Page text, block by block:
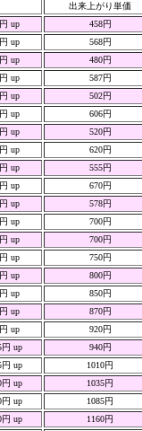
出来上がり単価
up
458円
up 568円
up
480円
up 587円
up
502円
up 606円
up
520円
up 620円
up
555円
up 670円
up
578円
up 700円
up
700円
up 750円
up
800円
up 850円
up
870円
up 920円
円 up
940円
円 up 1010円
円 up
1035円
円 up 1085円
円 up
1160円